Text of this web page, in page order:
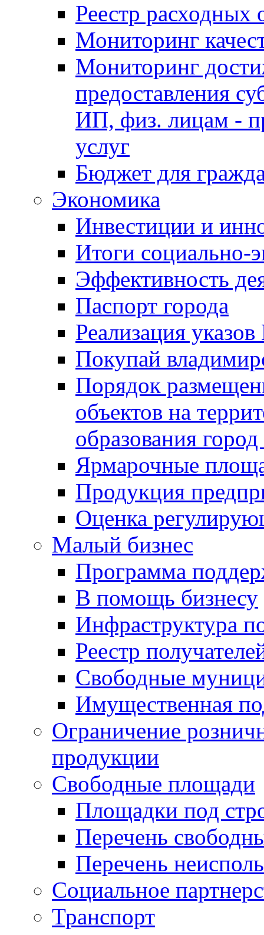
Реестр расходных
Мониторинг
Мониторинг
предоставления
ИП, физ. лицам -
услуг
Бюджет для
Экономика
Инвестиции и
Итоги социально-
Эффективность
Паспорт города
Реализация
Покупай
Порядок
объектов на
образования
Ярмарочные
Продукция
Оценка
Малый бизнес
Программа
В помощь бизнесу
Инфраструктура
Реестр
Свободные
Имущественная
Ограничение
продукции
Свободные площади
Площадки под
Перечень
Перечень
Социальное
Транспорт